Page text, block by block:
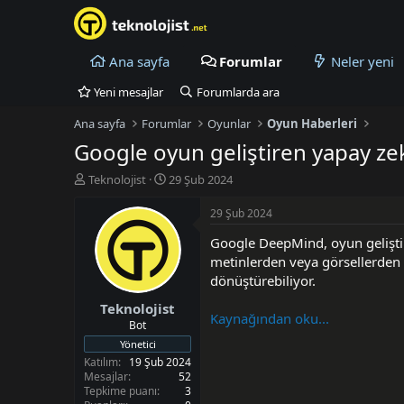
Ana sayfa Forumlar Neler yeni
Yeni mesajlar
Forumlarda ara
Ana sayfa
Forumlar Oyunlar Oyun Haberleri
Google oyun geliştiren yapay
K
a
t
a
n
Teknolojist
B
l
a
n
g
ç
a
r
29 Şub 2024
Teknolojist
Bot
Yönetici
Katılım
19 Şub 2024
Mesajlar
52
Tepkime puanı
3
29 Şub 2024
Google DeepMind, oyun
metinlerden veya görsellerden
dönüştürebiliyor.
Kaynağından oku...